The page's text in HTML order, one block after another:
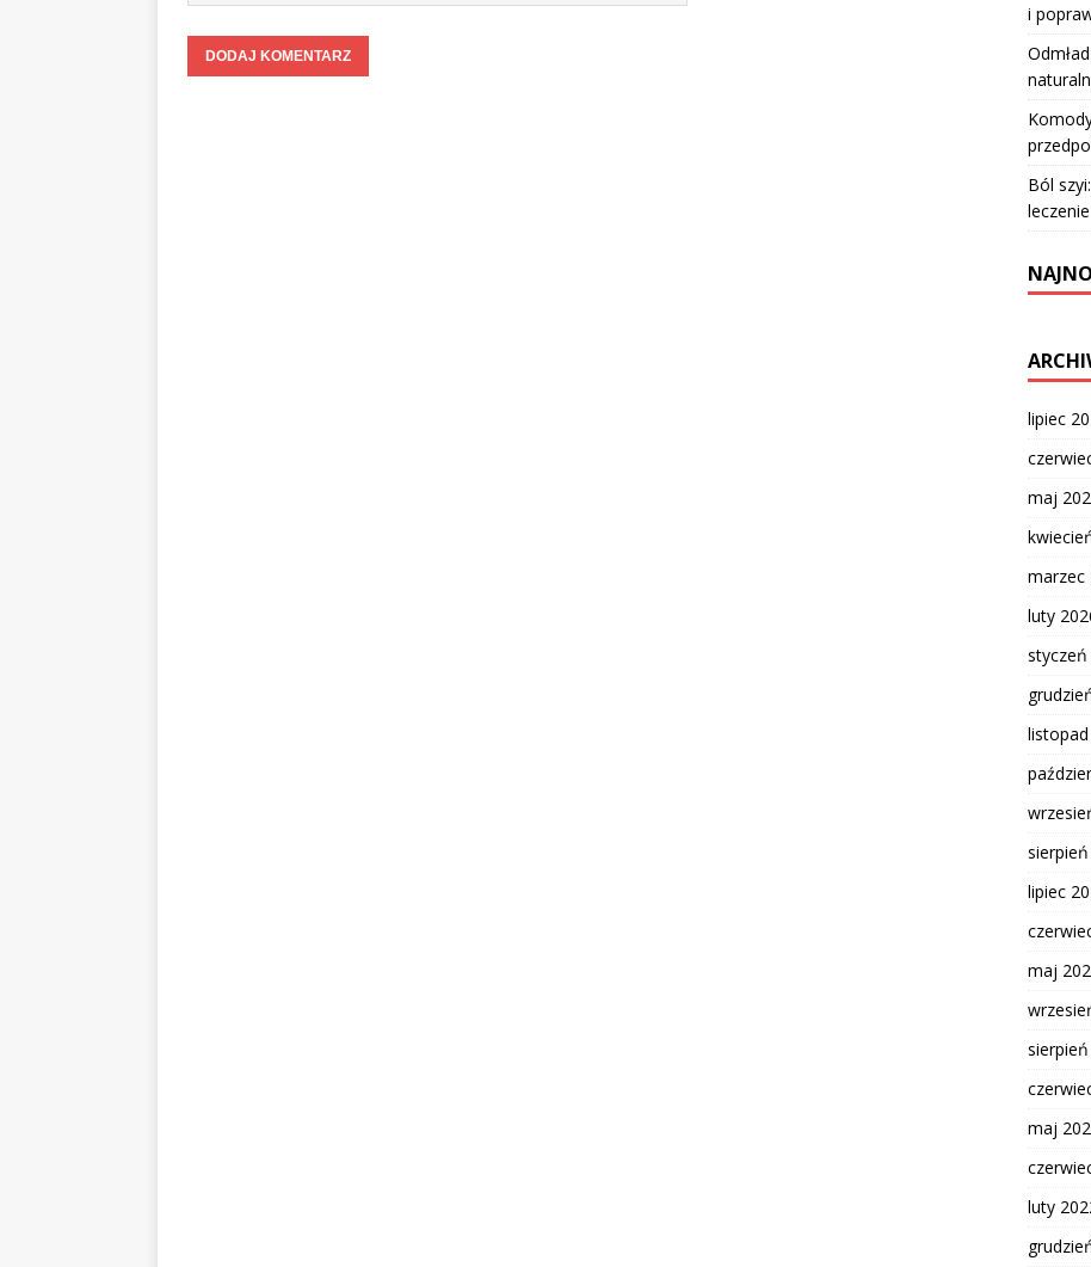
i
Ból
lipiec
maj
marzec
luty
styczeń
lipiec
maj
maj
luty